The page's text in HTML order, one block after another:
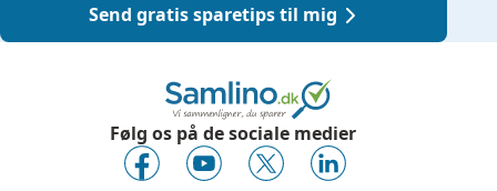
Send gratis sparetips til mig
Følg os på de sociale medier